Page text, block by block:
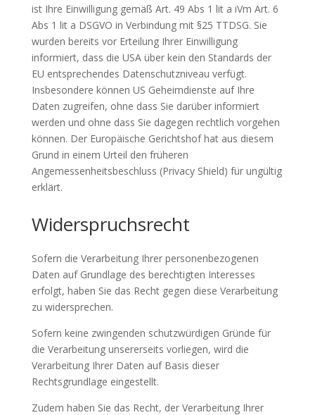
ist Ihre Einwilligung gemäß Art. 49 Abs 1 lit a iVm Art. 6
Abs 1 lit a DSGVO in Verbindung mit §25 TTDSG. Sie
wurden bereits vor Erteilung Ihrer Einwilligung
informiert, dass die USA über kein den Standards der
EU entsprechendes Datenschutzniveau verfügt.
Insbesondere können US Geheimdienste auf Ihre
Daten zugreifen, ohne dass Sie darüber informiert
werden und ohne dass Sie dagegen rechtlich vorgehen
können. Der Europäische Gerichtshof hat aus diesem
Grund in einem Urteil den früheren
Angemessenheitsbeschluss (Privacy Shield) für ungültig
erklärt.
Widerspruchsrecht
Sofern die Verarbeitung Ihrer personenbezogenen
Daten auf Grundlage des berechtigten Interesses
erfolgt, haben Sie das Recht gegen diese Verarbeitung
zu widersprechen.
Sofern keine zwingenden schutzwürdigen Gründe für
die Verarbeitung unsererseits vorliegen, wird die
Verarbeitung Ihrer Daten auf Basis dieser
Rechtsgrundlage eingestellt.
Zudem haben Sie das Recht, der Verarbeitung Ihrer